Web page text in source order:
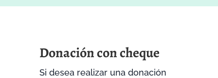
Donación con cheque
Si desea realizar una donación